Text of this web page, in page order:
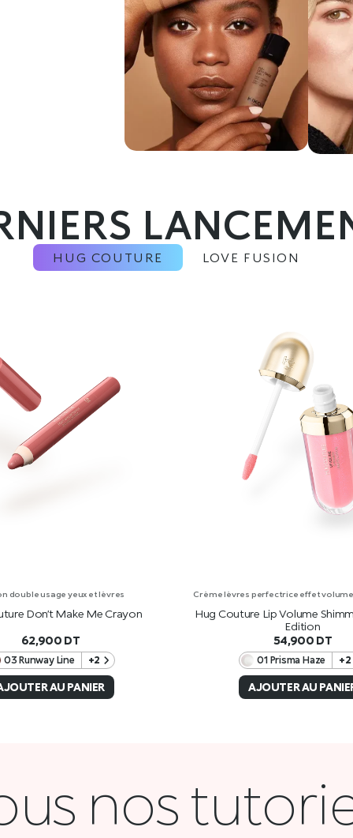
HUG COUTURE LOVE FUSION
double usage yeux et lèvres
Don’t Make Me Crayon
62,900 DT
03 Runway Line +2
AU PANIER
Crème lèvres perfectrice effet
Hug Couture Lip Volume
Edition
54,900 DT
01 Prisma Haze +2
AJOUTER AU
nos